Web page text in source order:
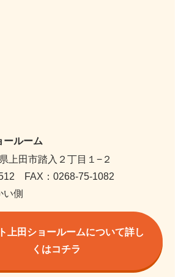
ールーム
上田市踏入２丁目１−２
FAX：0268-75-1082
い側
上田ショールームについて詳し
くはコチラ